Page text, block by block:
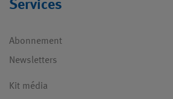
Services
Abonnement
Newsletters
Kit média